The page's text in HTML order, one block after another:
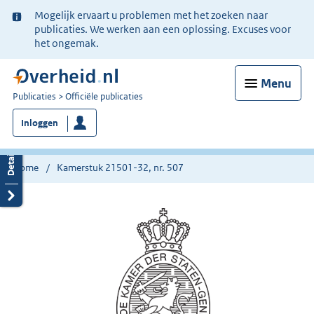
Ter
informatie:
Mogelijk ervaart u problemen met het zoeken naar
publicaties. We werken aan een oplossing. Excuses voor
het ongemak.
Menu
U
bent
nu
hier:
Publicaties Officiële publicaties
Inloggen
Home Kamerstuk 21501-32, nr. 507